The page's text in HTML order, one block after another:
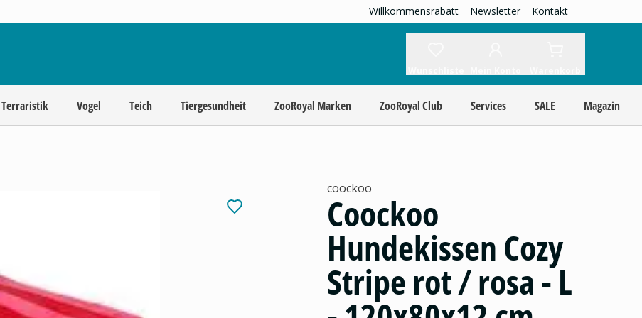
Willkommensrabatt Newsletter Kontakt
Terraristik Vogel Teich Tiergesundheit ZooRoyal Marken ZooRoyal Club Services SALE Magazin
coockoo
Coockoo
Hundekissen Cozy
Stripe rot / rosa - L